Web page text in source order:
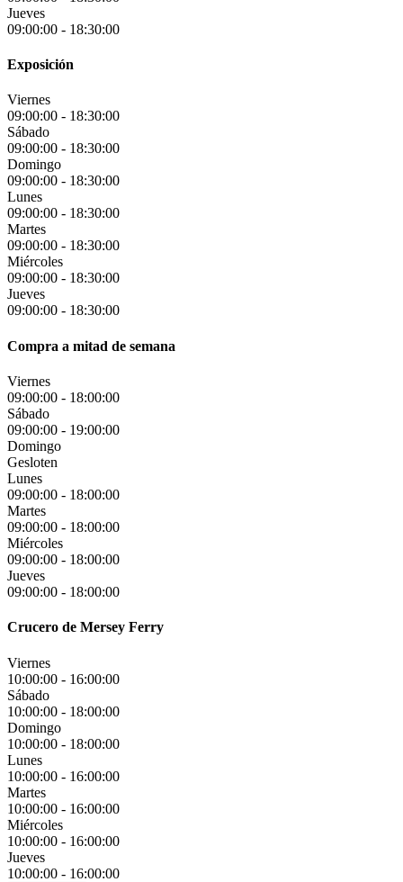
Jueves
09:00:00 - 18:30:00
Exposición
Viernes
09:00:00 - 18:30:00
Sábado
09:00:00 - 18:30:00
Domingo
09:00:00 - 18:30:00
Lunes
09:00:00 - 18:30:00
Martes
09:00:00 - 18:30:00
Miércoles
09:00:00 - 18:30:00
Jueves
09:00:00 - 18:30:00
Compra a mitad de semana
Viernes
09:00:00 - 18:00:00
Sábado
09:00:00 - 19:00:00
Domingo
Gesloten
Lunes
09:00:00 - 18:00:00
Martes
09:00:00 - 18:00:00
Miércoles
09:00:00 - 18:00:00
Jueves
09:00:00 - 18:00:00
Crucero de Mersey Ferry
Viernes
10:00:00 - 16:00:00
Sábado
10:00:00 - 18:00:00
Domingo
10:00:00 - 18:00:00
Lunes
10:00:00 - 16:00:00
Martes
10:00:00 - 16:00:00
Miércoles
10:00:00 - 16:00:00
Jueves
10:00:00 - 16:00:00